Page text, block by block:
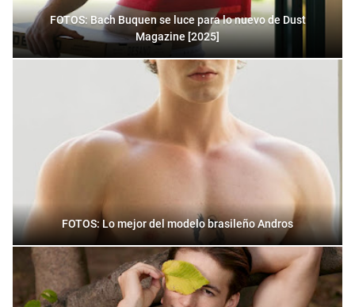
FOTOS: Bach Buquen se luce para lo nuevo de Dust
Magazine [2025]
FOTOS: Lo mejor del modelo brasileño Andros